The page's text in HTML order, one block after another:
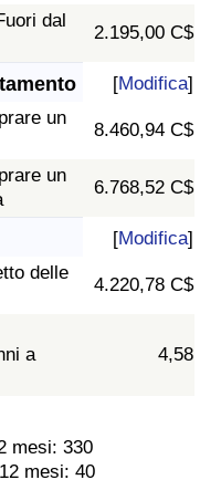
dal
2.195,00 C$
[Modifica]
un
8.460,94 C$
un
6.768,52 C$
[Modifica]
delle
4.220,78 C$
a
4,58
mesi: 330
mesi: 40